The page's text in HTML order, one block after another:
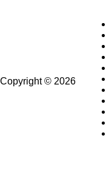
Copyright © 2026